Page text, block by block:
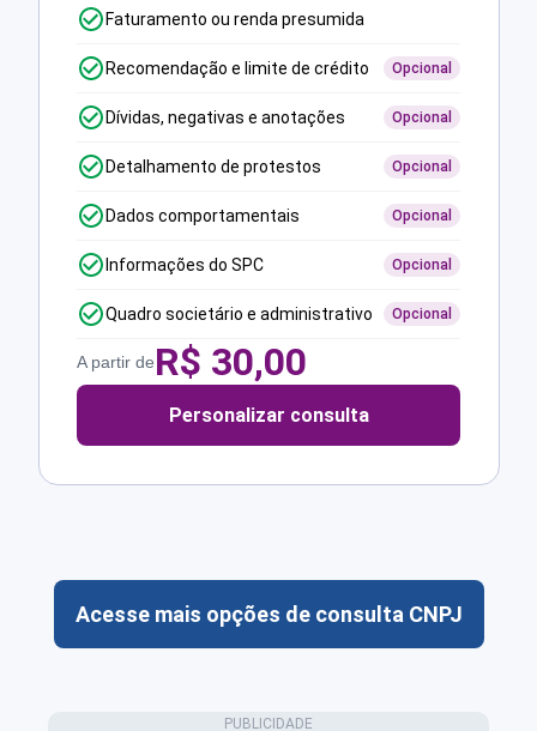
Faturamento ou renda presumida
Recomendação e limite de crédito Opcional
Dívidas, negativas e anotações Opcional
Detalhamento de protestos Opcional
Dados comportamentais Opcional
Informações do SPC Opcional
Quadro societário e administrativo Opcional
A partir deR$ 30,00
Personalizar consulta
Acesse mais opções de consulta CNPJ